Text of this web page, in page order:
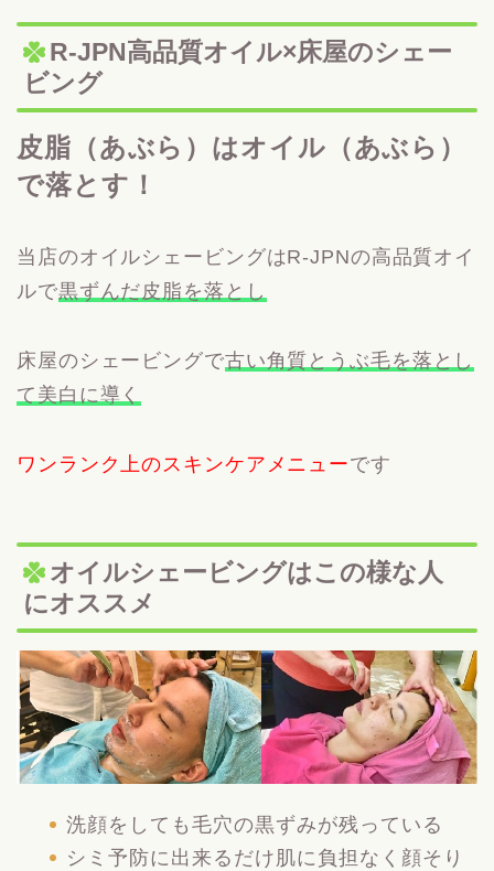
R-JPN高品質オイル×床屋のシェー
ビング
皮脂（あぶら）はオイル（あぶら）
で落とす！
当店のオイルシェービングはR-JPNの高品質オイ
ルで黒ずんだ皮脂を落とし
床屋のシェービングで古い角質とうぶ毛を落とし
て美白に導く
ワンランク上のスキンケアメニューです
オイルシェービングはこの様な人
にオススメ
洗顔をしても毛穴の黒ずみが残っている
シミ予防に出来るだけ肌に負担なく顔そり